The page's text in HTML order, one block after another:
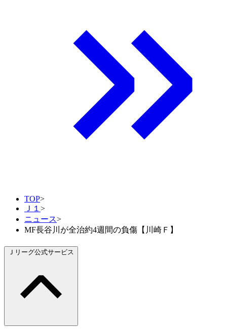
TOP>
Ｊ１ >
ニュース>
MF長谷川が全治約4週間の負傷【川崎Ｆ】
Ｊリーグ公式サービス